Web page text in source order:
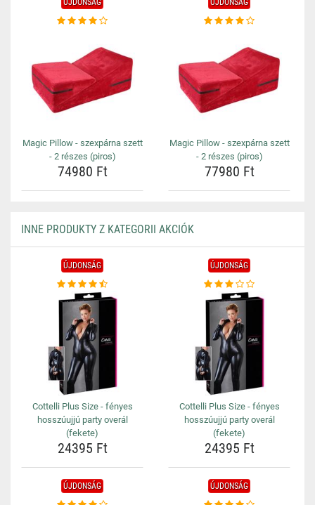
ÚJDONSÁG
Magic Pillow - szexpárna szett
- 2 részes (piros)
74980 Ft
ÚJDONSÁG
Magic Pillow - szexpárna szett
- 2 részes (piros)
77980 Ft
INNE PRODUKTY Z KATEGORII AKCIÓK
ÚJDONSÁG
Cottelli Plus Size - fényes
hosszúujjú party overál
(fekete)
24395 Ft
ÚJDONSÁG
Cottelli Plus Size - fényes
hosszúujjú party overál
(fekete)
24395 Ft
ÚJDONSÁG ÚJDONSÁG